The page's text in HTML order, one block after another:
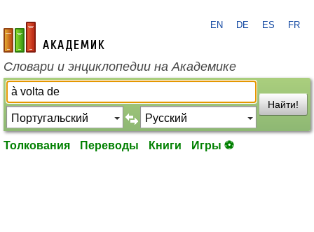
academic.ru
EN DE ES FR
Словари и энциклопедии на Академике
Найти!
Толкования Переводы Книги Игры ⚽